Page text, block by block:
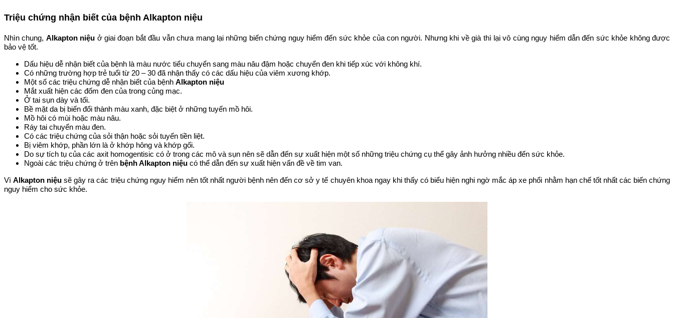
Triệu chứng nhận biết của bệnh Alkapton niệu
Nhìn chung, Alkapton niệu ở giai đoạn bắt đầu vẫn chưa mang lại những biến chứng nguy hiểm đến sức khỏe của con người. Nhưng khi về già thì lại vô cùng nguy hiểm dẫn đến sức khỏe không được
bảo vệ tốt.
Dấu hiệu dễ nhận biết của bệnh là màu nước tiểu chuyển sang màu nâu đậm hoặc chuyển đen khi tiếp xúc với không khí.
Có những trường hợp trẻ tuổi từ 20 – 30 đã nhận thấy có các dấu hiệu của viêm xương khớp.
Một số các triệu chứng dễ nhận biết của bệnh Alkapton niệu
Mắt xuất hiện các đốm đen của trong củng mạc.
Ở tai sụn dày và tối.
Bề mặt da bị biến đổi thành màu xanh, đặc biệt ở những tuyến mồ hôi.
Mồ hôi có mùi hoặc màu nâu.
Ráy tai chuyển màu đen.
Có các triệu chứng của sỏi thận hoặc sỏi tuyến tiền liệt.
Bị viêm khớp, phần lớn là ở khớp hông và khớp gối.
Do sự tích tụ của các axit homogentisic có ở trong các mô và sụn nên sẽ dẫn đến sự xuất hiện một số những triệu chứng cụ thể gây ảnh hưởng nhiều đến sức khỏe.
Ngoài các triệu chứng ở trên bệnh Alkapton niệu có thể dẫn đến sự xuất hiện vấn đề về tim van.
VìAlkapton niệu sẽ gây ra các triệu chứng nguy hiểm nên tốt nhất người bệnh nên đến cơ sở y tế chuyên khoa ngay khi thấy có biểu hiện nghi ngờ mắc áp xe phổi nhằm hạn chế tốt nhất các biến chứng
nguy hiểm cho sức khỏe.